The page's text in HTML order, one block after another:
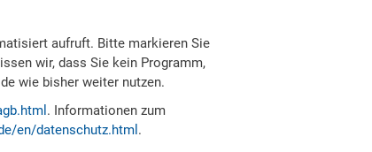
aufruft. Bitte markieren Sie
wir, dass Sie kein Programm,
wie bisher weiter nutzen.
. Informationen zum
en/datenschutz.html .